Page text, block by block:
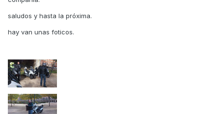
saludos y hasta la próxima.
hay van unas foticos.